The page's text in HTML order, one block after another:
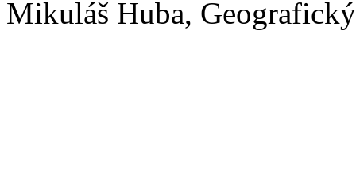
Mikuláš Huba,